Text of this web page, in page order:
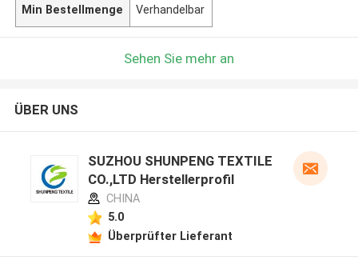
Min Bestellmenge Verhandelbar
Sehen Sie mehr an
ÜBER UNS
SUZHOU SHUNPENG TEXTILE
CO.,LTD Herstellerprofil
CHINA
5.0
Überprüfter Lieferant